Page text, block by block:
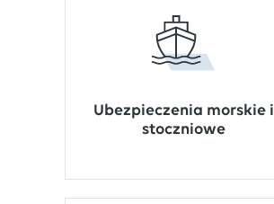
Ubezpieczenia morskie i
stoczniowe